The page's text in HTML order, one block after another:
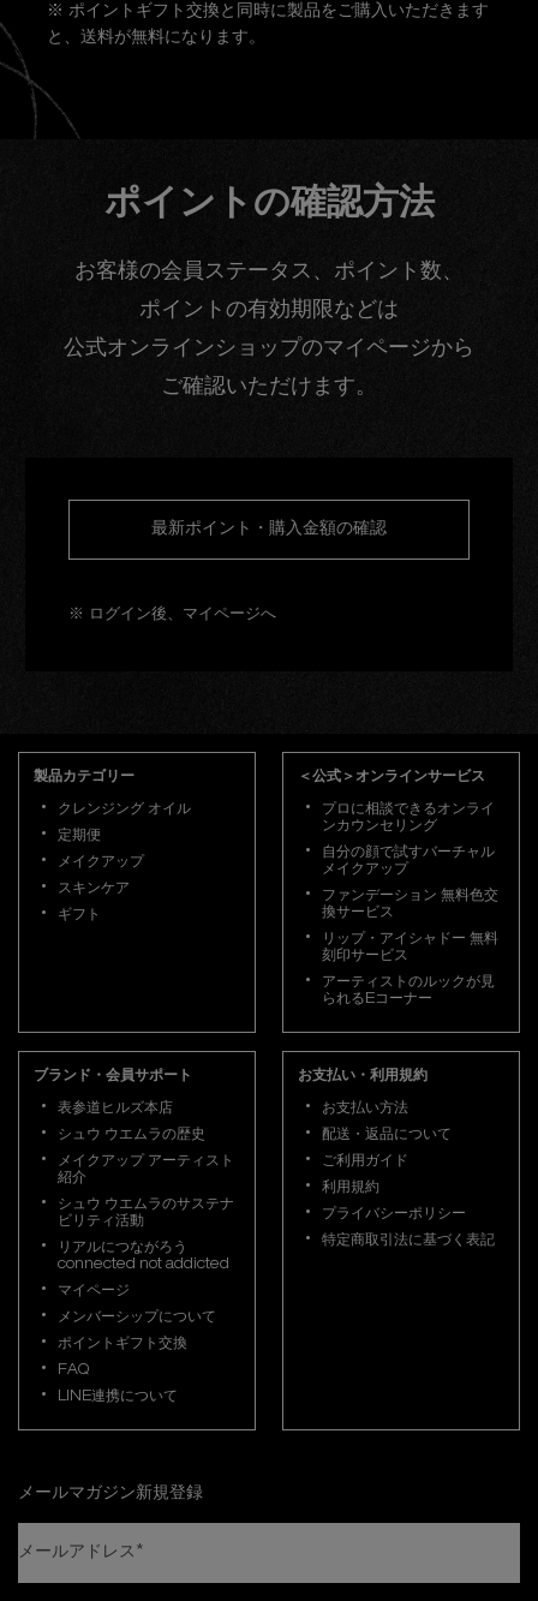
※ ポイントギフト交換と同時に製品をご購入いただきます
と、送料が無料になります。
ポイントの確認方法
お客様の会員ステータス、ポイント数、
ポイントの有効期限などは
公式オンラインショップのマイページから
ご確認いただけます。
最新ポイント・購入金額の確認
※ ログイン後、マイページへ
製品カテゴリー
クレンジング オイル
定期便
メイクアップ
スキンケア
ギフト
＜公式＞オンラインサービス
プロに相談できるオンライ
ンカウンセリング
自分の顔で試すバーチャル
メイクアップ
ファンデーション 無料色交
換サービス
リップ・アイシャドー 無料
刻印サービス
アーティストのルックが見
られるEコーナー
ブランド・会員サポート
表参道ヒルズ本店
シュウ ウエムラの歴史
メイクアップ アーティスト
紹介
シュウ ウエムラのサステナ
ビリティ活動
リアルにつながろう
connected not addicted
マイページ
メンバーシップについて
ポイントギフト交換
FAQ
LINE連携について
お支払い・利用規約
お支払い方法
配送・返品について
ご利用ガイド
利用規約
プライバシーポリシー
特定商取引法に基づく表記
メールマガジン新規登録
メールアドレス *